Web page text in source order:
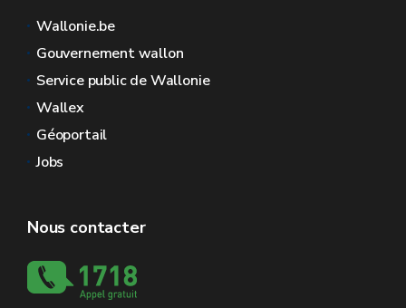
Wallonie.be
Gouvernement wallon
Service public de Wallonie
Wallex
Géoportail
Jobs
Nous contacter